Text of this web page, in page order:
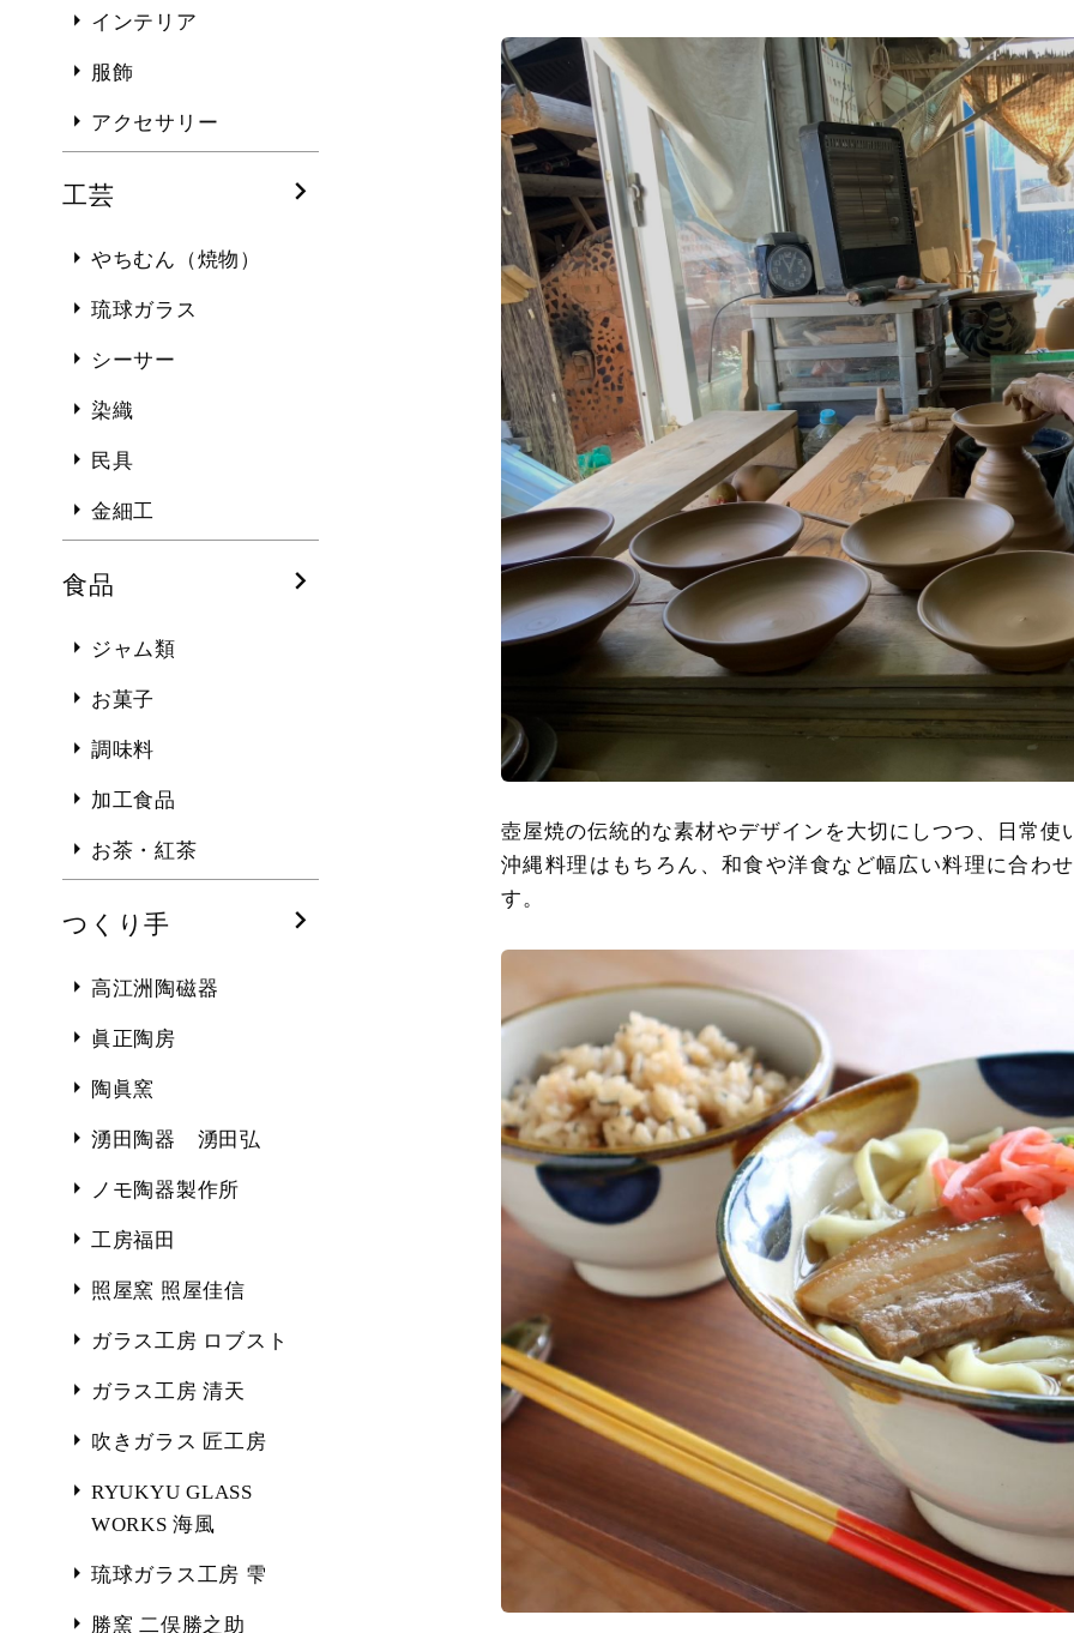
インテリア
服飾
アクセサリー
工芸
やちむん（焼物）
琉球ガラス
シーサー
染織
民具
金細工
食品
ジャム類
お菓子
調味料
加工食品
お茶・紅茶
つくり手
高江洲陶磁器
眞正陶房
陶眞窯
湧田陶器 湧田弘
ノモ陶器製作所
工房福田
照屋窯 照屋佳信
ガラス工房 ロブスト
ガラス工房 清天
吹きガラス 匠工房
RYUKYU GLASS
WORKS 海風
琉球ガラス工房 雫
勝窯 二俣勝之助
壺屋焼の伝統的な素材やデザインを大切にしつつ、日常
沖縄料理はもちろん、和食や洋食など幅広い料理に合わ
す。